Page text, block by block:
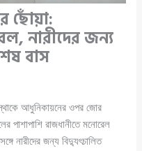
ছোঁয়া:
নারীদের জন্য
বাস
আধুনিকায়নের ওপর জোর
পাশাপাশি রাজধানীতে মনোরেল
নারীদের জন্য বিদ্যুৎচালিত